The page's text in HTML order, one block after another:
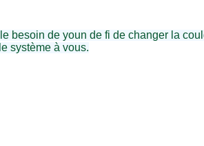
besoin de youn de fi de changer la
système à vous.